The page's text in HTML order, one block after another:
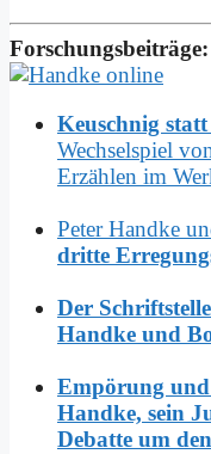
Forschungsbeiträge:
Keuschnig
Wechselspiel
Erzählen im
Peter Handke
dritte
Der
Handke und
Empörung
Handke, sein
Debatte um